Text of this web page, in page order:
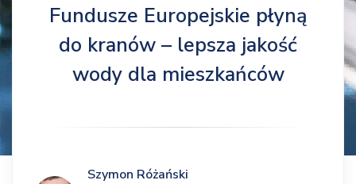
Fundusze Europejskie płyną
do kranów – lepsza jakość
wody dla mieszkańców
Szymon Różański